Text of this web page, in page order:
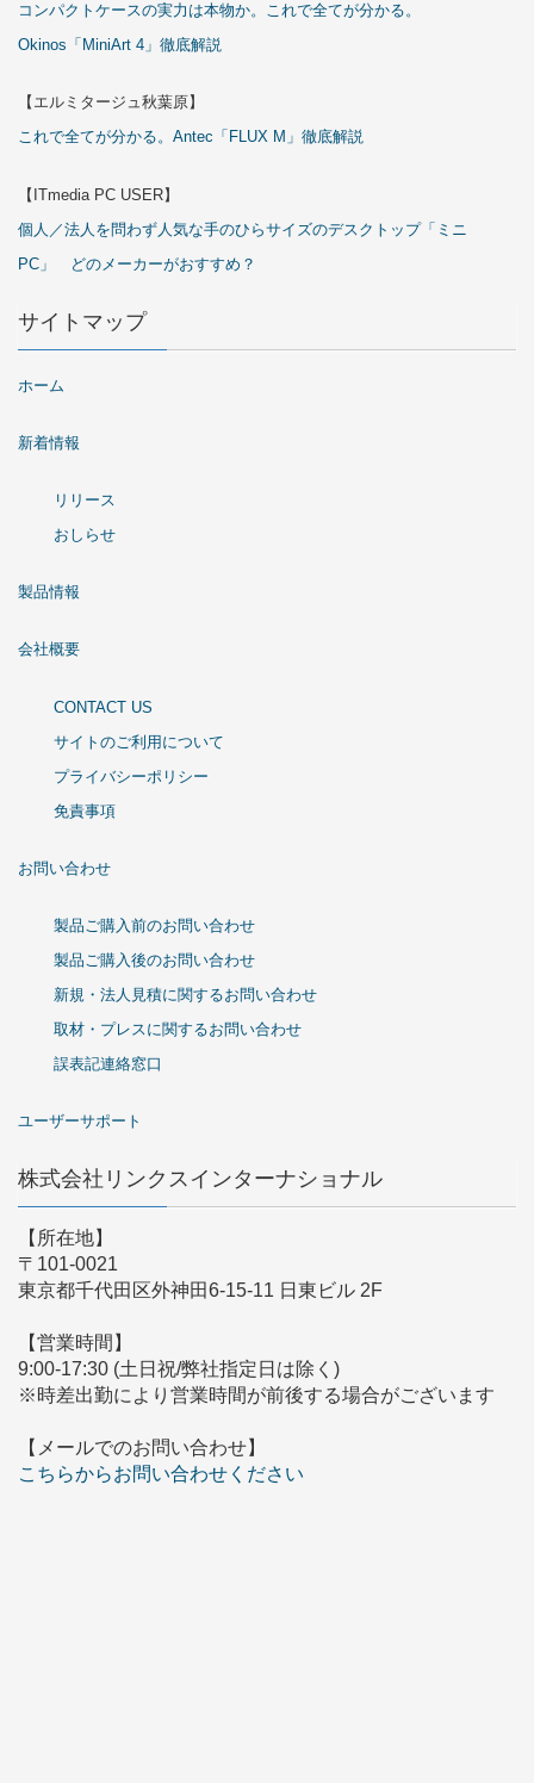
コンパクトケースの実力は本物か。これで全てが分かる。
Okinos「MiniArt 4」徹底解説
【エルミタージュ秋葉原】
これで全てが分かる。Antec「FLUX M」徹底解説
【ITmedia PC USER】
個人／法人を問わず人気な手のひらサイズのデスクトップ「ミニ
PC」 どのメーカーがおすすめ？
サイトマップ
ホーム
新着情報
リリース
おしらせ
製品情報
会社概要
CONTACT US
サイトのご利用について
プライバシーポリシー
免責事項
お問い合わせ
製品ご購入前のお問い合わせ
製品ご購入後のお問い合わせ
新規・法人見積に関するお問い合わせ
取材・プレスに関するお問い合わせ
誤表記連絡窓口
ユーザーサポート
株式会社リンクスインターナショナル
【所在地】
〒101-0021
東京都千代田区外神田6-15-11 日東ビル 2F
【営業時間】
9:00-17:30 (土日祝/弊社指定日は除く)
※時差出勤により営業時間が前後する場合がございます
【メールでのお問い合わせ】
こちらからお問い合わせください